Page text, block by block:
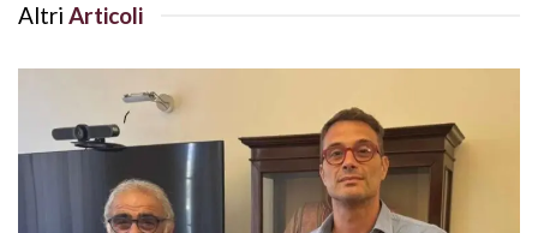
Altri Articoli